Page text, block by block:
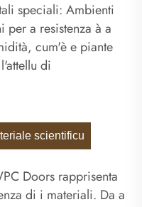
speciali: Ambienti
a resistenza à a
cum'è e piante
di
scientificu
Doors rapprisenta
di i materiali. Da a